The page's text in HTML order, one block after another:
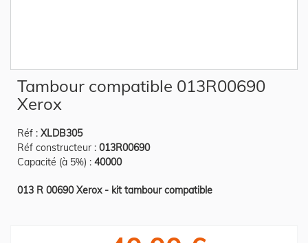
the
beginning
images
gallery
Tambour compatible 013R00690
Xerox
Réf : XLDB305
Réf constructeur : 013R00690
Capacité (à 5%) : 40000
013 R 00690 Xerox - kit tambour compatible